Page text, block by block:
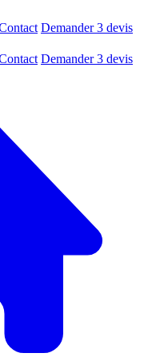
Demander 3 devis
Demander 3 devis